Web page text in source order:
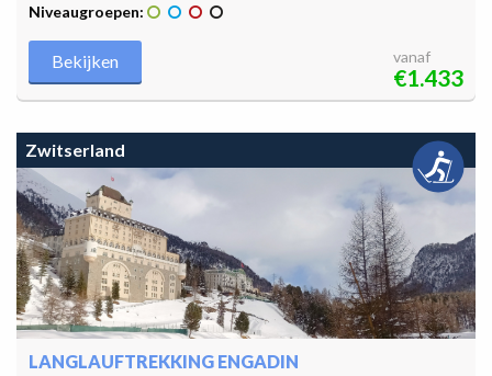
Niveaugroepen:
Bekijken vanaf
€1.433
Zwitserland
LANGLAUFTREKKING ENGADIN